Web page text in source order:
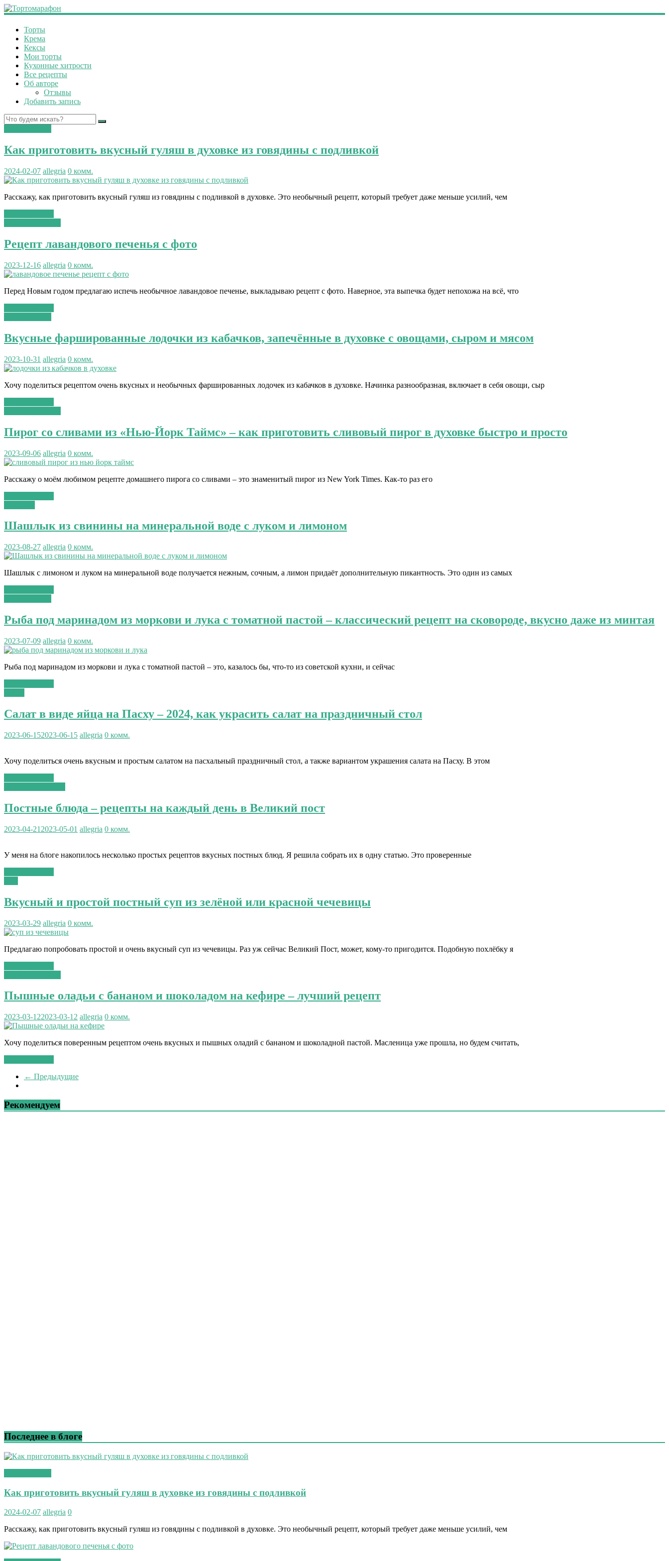
Торты
Крема
Кексы
Мои торты
Кухонные хитрости
Все рецепты
Об авторе
Отзывы
Добавить запись
Как приготовить вкусный гуляш в духовке из говядины с подливкой
2024-02-07 allegria 0 комм.
Расскажу, как приготовить вкусный гуляш из говядины с подливкой в духовке. Это необычный рецепт, который требует даже меньше усилий, чем
Рецепт лавандового печенья с фото
2023-12-16 allegria 0 комм.
Перед Новым годом предлагаю испечь необычное лавандовое печенье, выкладываю рецепт с фото. Наверное, эта выпечка будет непохожа на всё, что
Вкусные фаршированные лодочки из кабачков, запечённые в духовке с овощами, сыром и мясом
2023-10-31 allegria 0 комм.
Хочу поделиться рецептом очень вкусных и необычных фаршированных лодочек из кабачков в духовке. Начинка разнообразная, включает в себя овощи, сыр
Пирог со сливами из «Нью-Йорк Таймс» – как приготовить сливовый пирог в духовке быстро и просто
2023-09-06 allegria 0 комм.
Расскажу о моём любимом рецепте домашнего пирога со сливами – это знаменитый пирог из New York Times. Как-то раз его
Шашлык из свинины на минеральной воде с луком и лимоном
2023-08-27 allegria 0 комм.
Шашлык с лимоном и луком на минеральной воде получается нежным, сочным, а лимон придаёт дополнительную пикантность. Это один из самых
Рыба под маринадом из моркови и лука с томатной пастой – классический рецепт на сковороде, вкусно даже из минтая
2023-07-09 allegria 0 комм.
Рыба под маринадом из моркови и лука с томатной пастой – это, казалось бы, что-то из советской кухни, и сейчас
Салат в виде яйца на Пасху – 2024, как украсить салат на праздничный стол
2023-06-152023-06-15 allegria 0 комм.
Хочу поделиться очень вкусным и простым салатом на пасхальный праздничный стол, а также вариантом украшения салата на Пасху. В этом
Постные блюда – рецепты на каждый день в Великий пост
2023-04-21 2023-05-01 allegria 0 комм.
У меня на блоге накопилось несколько простых рецептов вкусных постных блюд. Я решила собрать их в одну статью. Это проверенные
Вкусный и простой постный суп из зелёной или красной чечевицы
2023-03-29 allegria 0 комм.
Предлагаю попробовать простой и очень вкусный суп из чечевицы. Раз уж сейчас Великий Пост, может, кому-то пригодится. Подобную похлёбку я
Пышные оладьи с бананом и шоколадом на кефире – лучший рецепт
2023-03-122023-03-12 allegria 0 комм.
Хочу поделиться поверенным рецептом очень вкусных и пышных оладий с бананом и шоколадной пастой. Масленица уже прошла, но будем считать,
← Предыдущие
Рекомендуем
Последнее в блоге
Как приготовить вкусный гуляш в духовке из говядины с подливкой
2024-02-07 allegria 0
Расскажу, как приготовить вкусный гуляш из говядины с подливкой в духовке. Это необычный рецепт, который требует даже меньше усилий, чем